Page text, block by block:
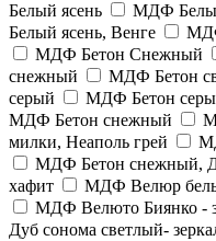
Белый ясень
МДФ
Белый ясень, Венге
МДФ Бетон Снежный
снежный
МДФ Бетон
серый
МДФ Бетон
МДФ Бетон снежный
милки, Неаполь грей
МДФ Бетон снежный,
хафит
МДФ Велюр
МДФ Велюто Биянко -
Дуб сонома светлый-